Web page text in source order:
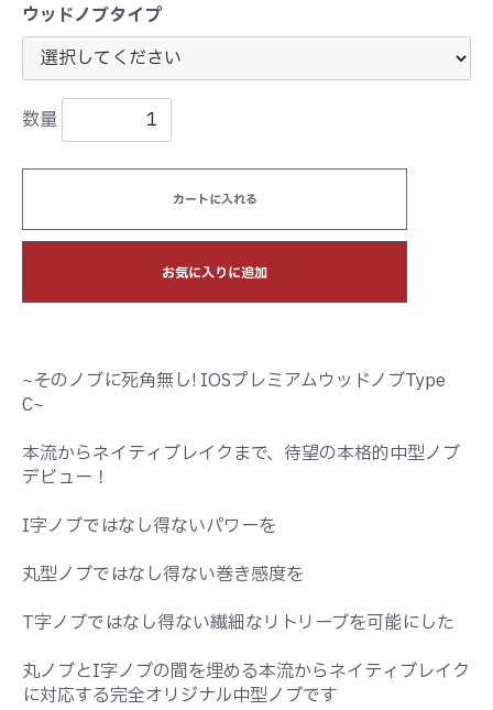
ウッドノブタイプ
数量
カートに入れる
お気に入りに追加
~そのノブに死角無し! IOSプレミアムウッドノブType
C~
本流からネイティブレイクまで、待望の本格的中型ノブ
デビュー！
I字ノブではなし得ないパワーを
丸型ノブではなし得ない巻き感度を
T字ノブではなし得ない繊細なリトリーブを可能にした
丸ノブとI字ノブの間を埋める本流からネイティブレイク
に対応する完全オリジナル中型ノブです